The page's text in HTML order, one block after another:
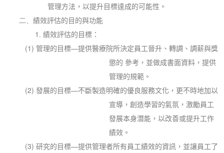
管理方法，以提升目標達成的可能性。
二、績效評估的目的與功能
1.績效評估的目標：
(1) 管理的目標—提供醫療院所決定員工晉升、轉調、調薪與獎
懲的 參考，並做成書面資料，提供
管理的規範。
(2) 發展的目標—不斷製造明確的優良服務文化，更不時地加以
宣導，創造學習的氣氛，激勵員工
發展本身潛能，以改善或提升工作
績效。
(3) 研究的目標—提供管理者所有員工績效的資訊，並讓員工了